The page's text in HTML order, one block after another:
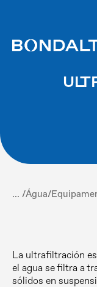
... /Água/
La ultrafiltración
el agua se filtra a
sólidos en